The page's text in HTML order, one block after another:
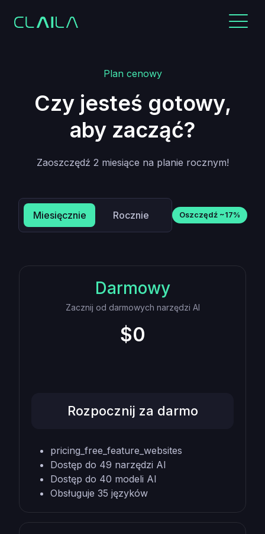
Plan cenowy
Czy jesteś gotowy,
aby zacząć?
Zaoszczędź 2 miesiące na planie rocznym!
Miesięcznie Rocznie Oszczędź ~17%
Darmowy
Zacznij od darmowych narzędzi AI
$0
Rozpocznij za darmo
pricing_free_feature_websites
Dostęp do 49 narzędzi AI
Dostęp do 40 modeli AI
Obsługuje 35 języków